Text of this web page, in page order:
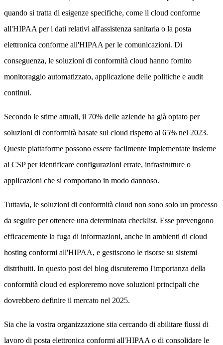
quando si tratta di esigenze specifiche, come il cloud conforme
all'HIPAA per i dati relativi all'assistenza sanitaria o la posta
elettronica conforme all'HIPAA per le comunicazioni. Di
conseguenza, le soluzioni di conformità cloud hanno fornito
monitoraggio automatizzato, applicazione delle politiche e audit
continui.
Secondo le stime attuali, il 70% delle aziende ha già optato per
soluzioni di conformità basate sul cloud rispetto al 65% nel 2023.
Queste piattaforme possono essere facilmente implementate insieme
ai CSP per identificare configurazioni errate, infrastrutture o
applicazioni che si comportano in modo dannoso.
Tuttavia, le soluzioni di conformità cloud non sono solo un processo
da seguire per ottenere una determinata checklist. Esse prevengono
efficacemente la fuga di informazioni, anche in ambienti di cloud
hosting conformi all'HIPAA, e gestiscono le risorse su sistemi
distribuiti. In questo post del blog discuteremo l'importanza della
conformità cloud ed esploreremo nove soluzioni principali che
dovrebbero definire il mercato nel 2025.
Sia che la vostra organizzazione stia cercando di abilitare flussi di
lavoro di posta elettronica conformi all'HIPAA o di consolidare le